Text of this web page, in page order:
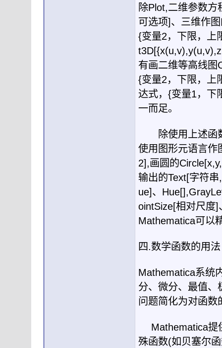
除Plot,二维参数方
可选项]、三维作
{变量2，下限，上
有画二维等高线图
{变量2，下限，上
达式， {变量1，下
一而足。
除使用上述函
使用图形元语言作
2],画圆的
输出的Text[字符串,
ue]、
ointSize[相对尺度]
Mathematica可以
四.数学函数的用法
Mathematica系统
分、微分、最值、
问题简化为对函数
Mathematica提
殊函数(如贝塞尔